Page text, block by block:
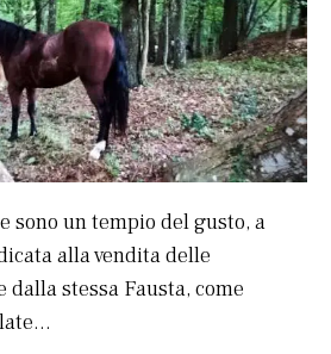
sono un tempio del gusto, a
alla vendita delle
stessa Fausta, come